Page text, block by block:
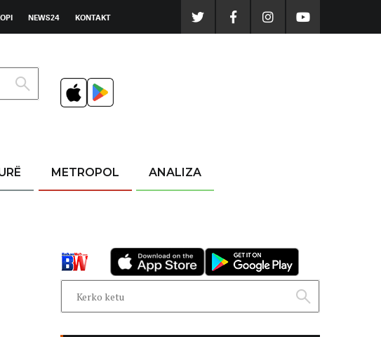
NEWS24 KONTAKT
METROPOL ANALIZA